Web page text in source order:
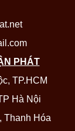
PHÁT
TP.HCM
Hà Nội
Thanh Hóa